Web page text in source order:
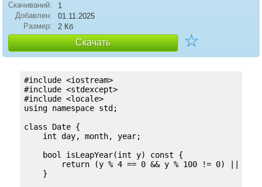
Скачиваний:
1
Добавлен:
01.11.2025
Размер:
2 Кб
Скачать ☆
#include <iostream>
#include <stdexcept>
#include <locale>
using namespace std;
class Date {
    int day, month, year;
    bool isLeapYear(int y) const {
return (y % 4 == 0 && y % 100 != 0) || (y
    }